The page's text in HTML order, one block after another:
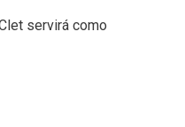
servirá como